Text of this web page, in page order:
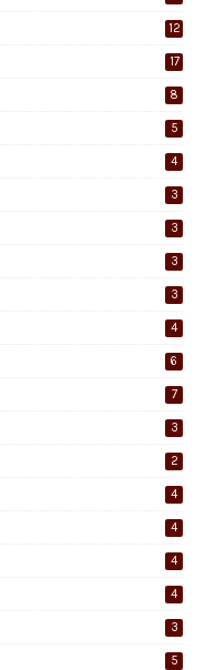
12
17
8
5
4
3
3
3
3
4
6
7
3
2
4
4
4
4
3
5